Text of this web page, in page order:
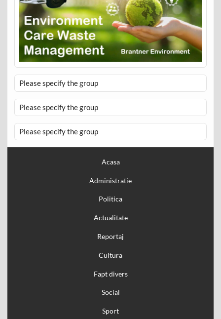
Please specify the group
Please specify the group
Please specify the group
Acasa
Administratie
Politica
Actualitate
Reportaj
Cultura
Fapt divers
Social
Sport